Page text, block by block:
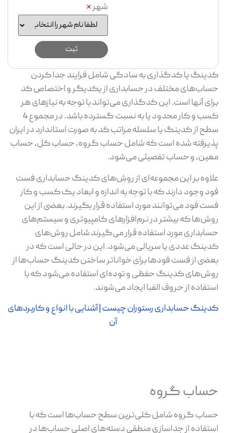
شهر*
کدینگ یا کدگذاری به سادگی شامل فرایند جدا کردن
حساب‌های مختلف در حسابداری از یکدیگر و اختصاص کد
برای آنها است. این کدگذاری می‌تواند با توجه به نیازهای هر
کسب و کار محدود یا به نسبت گسترده باشد. در مجموع 4
سطح از کدینگ یا سلسله مراتب کد به صورت استاندارد در ایران
پذیرفته شده است که شامل حساب گروه، حساب کل، حساب
معین، و حساب تفصیلی می‌شود.
علاوه بر این مجموعه‌ای از روش‌های کدینگ حسابداری فست
فود وجود دارند که با توجه به اندازه و ابعاد یک کسب و کار
فست فود می‌توانند مورد استفاده قرار بگیرند. بعضی از این
روش‌ها که بیشتر در نرم‌افزارهای کامپیوتری و سیستم‌های
حسابداری مورد استفاده قرار می‌گیرند شامل روش‌های
کدینگ عددی یا سریالی می‌شود. این در حالی است که در
بعضی از فست‌ فودها برای خواناتر ساختن کدینگ حساب‌ها از
روش‌های کدینگ حفظی و توده‌ای استفاده می‌شود که با
استفاده از حروف الفبا ایجاد می‌شوند.
کدینگ حسابداری رستوران چیست | آشنایی با انواع و کاربردهای
آن
حساب گروه
حساب گروه شامل کلی‌ترین سطح حساب‌ها است که با
استفاده از جداسازی منطقی دسته‌های اصلی حساب‌ها در